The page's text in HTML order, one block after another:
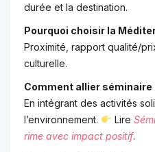
durée et la destination.
Pourquoi choisir la
Proximité, rapport qualité/
culturelle.
Comment allier séminaire
En intégrant des activités
l’environnement.
Lire
rime avec impact positif.